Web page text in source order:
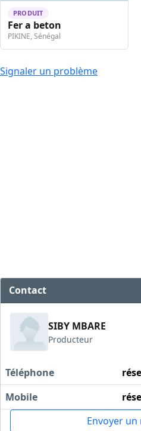
PRODUIT
Fer a beton
PIKINE, Sénégal
Signaler un problème
Contact
SIBY MBARE
Producteur
Téléphone
Mobile
Envoyer un